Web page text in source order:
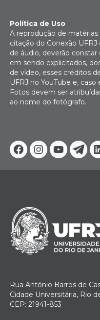
Facebook
Instagram
Youtube
Política de Uso
A reprodução de
citação do Conexão
de áudio, deverão constar
em sendo explicitados,
de vídeo, esses créditos
UFRJ no YouTube e,
Fotos devem ser
ao nome do fotógrafo.
Rua Antônio Barros de
Cidade Universitária, Rio
CEP: 21941-853